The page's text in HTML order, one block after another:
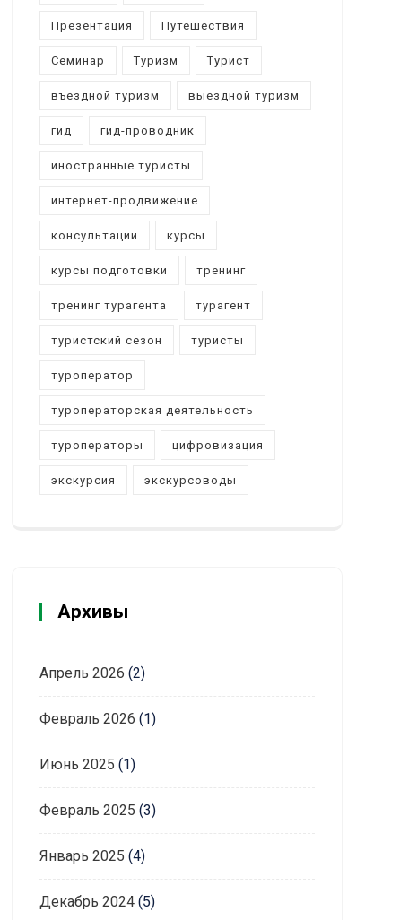
Презентация Путешествия
Семинар Туризм Турист
въездной туризм выездной туризм
гид гид-проводник
иностранные туристы
интернет-продвижение
консультации курсы
курсы подготовки тренинг
тренинг турагента турагент
туристский сезон туристы
туроператор
туроператорская деятельность
туроператоры цифровизация
экскурсия экскурсоводы
Архивы
Апрель 2026 (2)
Февраль 2026 (1)
Июнь 2025 (1)
Февраль 2025 (3)
Январь 2025 (4)
Декабрь 2024(5)